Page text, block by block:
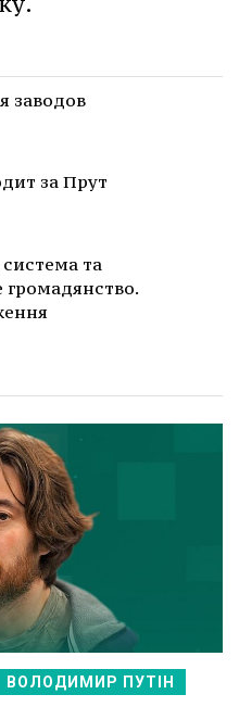
заводов
за Прут
та
громадянство.
ВОЛОДИМИР ПУТІН